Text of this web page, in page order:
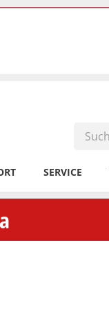
SERVICE